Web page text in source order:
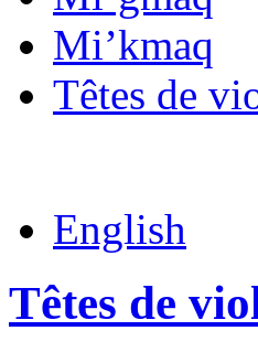
Mi’kmaq
Têtes de
English
Têtes de